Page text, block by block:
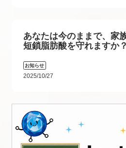
あなたは今のままで、家
短鎖脂肪酸を守れますか？
お知らせ
2025/10/27